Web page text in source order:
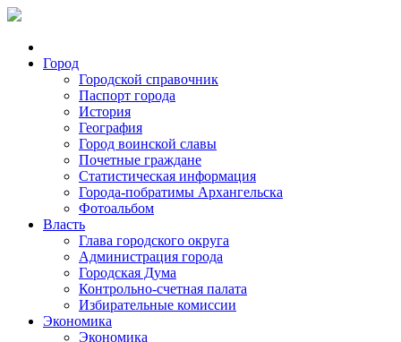
Город
Городской справочник
Паспорт города
История
География
Город воинской славы
Почетные граждане
Статистическая информация
Города-побратимы Архангельска
Фотоальбом
Власть
Глава городского округа
Администрация города
Городская Дума
Контрольно-счетная палата
Избирательные комиссии
Экономика
Экономика